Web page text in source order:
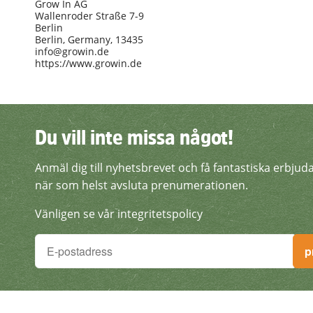
Grow In AG
Wallenroder Straße 7-9
Berlin
Berlin, Germany, 13435
info@growin.de
https://www.growin.de
Du vill inte missa något!
Anmäl dig till nyhetsbrevet
Du vill inte missa något!
Anmäl dig till nyhetsbrevet och få fantastiska
när som helst avsluta prenumerationen.
Vänligen se vår integritetspolicy
Du vill inte missa något!
Anmäl dig till nyhetsbrevet och få fantastiska